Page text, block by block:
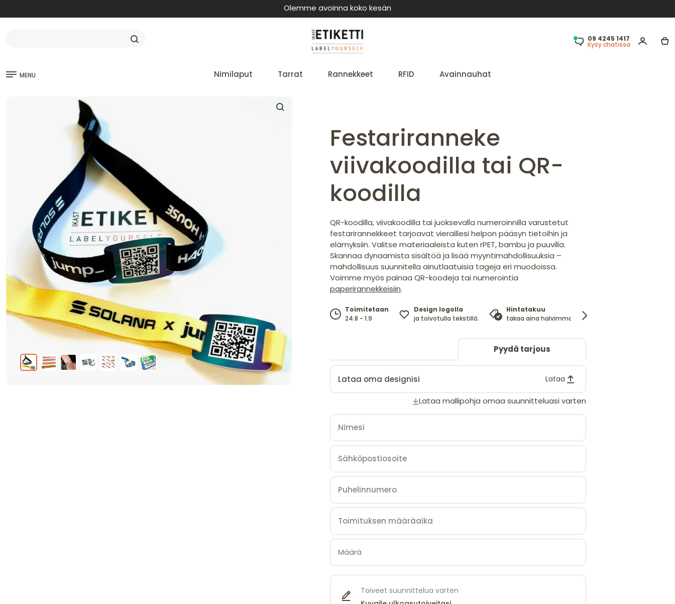
Olemme avoinna koko kesän
09 4245 1417
Kysy chatissa
MENU Nimilaput Tarrat Rannekkeet RFID Avainnauhat
Festariranneke
viivakoodilla tai QR-
koodilla
QR-koodilla, viivakoodilla tai juoksevalla numeroinnilla varustetut
festarirannekkeet tarjoavat vieraillesi helpon pääsyn tietoihin ja
elämyksiin. Valitse materiaaleista kuten rPET, bambu ja puuvilla.
Skannaa dynaamista sisältöä ja lisää myyntimahdollisuuksia –
mahdollisuus suunnitella ainutlaatuisia tageja eri muodoissa.
Voimme myös painaa QR-koodeja tai numerointia
paperirannekkeisiin.
Toimitetaan
24.8 - 1.9
Design logolla
ja toivotulla tekstillä.
Hintatakuu
takaa aina halvimman hinnan
Pyydä tarjous
Lataa oma designisi Lataa
Lataa mallipohja omaa suunnitteluasi varten
Toiveet suunnittelua varten